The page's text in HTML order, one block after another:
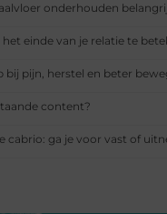
onderhouden
einde van je relatie te
bij pijn, herstel en beter
content?
cabrio: ga je voor vast of